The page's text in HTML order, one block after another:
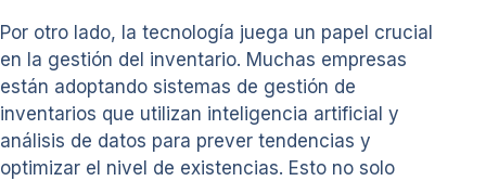
Por otro lado, la tecnología juega un papel crucial
en la gestión del inventario. Muchas empresas
están adoptando sistemas de gestión de
inventarios que utilizan inteligencia artificial y
análisis de datos para prever tendencias y
optimizar el nivel de existencias. Esto no solo